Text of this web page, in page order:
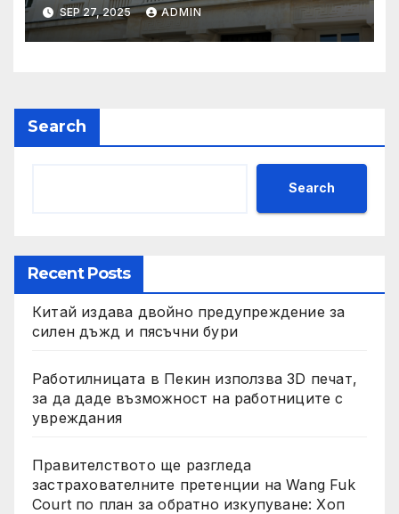
SEP 27, 2025 ADMIN
Search
Search
Recent Posts
Китай издава двойно предупреждение за
силен дъжд и пясъчни бури
Работилницата в Пекин използва 3D печат,
за да даде възможност на работниците с
увреждания
Правителството ще разгледа
застрахователните претенции на Wang Fuk
Court по план за обратно изкупуване: Хоп